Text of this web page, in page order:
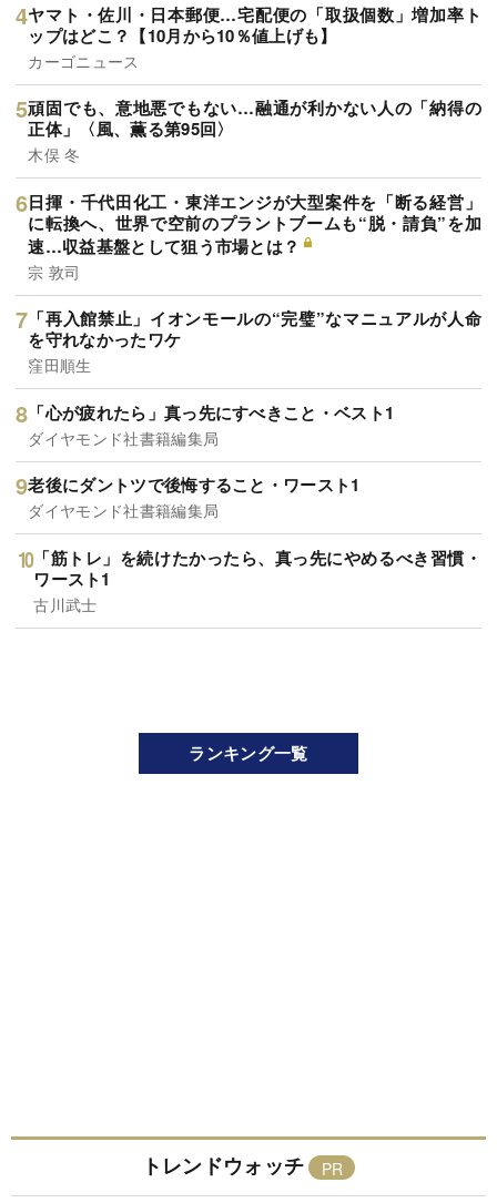
ヤマト・佐川・日本郵便…宅配便の「取扱個数」増加率ト
ップはどこ？【10月から10％値上げも】
カーゴニュース
頑固でも、意地悪でもない…融通が利かない人の「納得の
正体」〈風、薫る第95回〉
木俣 冬
日揮・千代田化工・東洋エンジが大型案件を「断る経営」
に転換へ、世界で空前のプラントブームも“脱・請負”を加
速…収益基盤として狙う市場とは？
宗 敦司
「再入館禁止」イオンモールの“完璧”なマニュアルが人命
を守れなかったワケ
窪田順生
「心が疲れたら」真っ先にすべきこと・ベスト1
ダイヤモンド社書籍編集局
老後にダントツで後悔すること・ワースト1
ダイヤモンド社書籍編集局
「筋トレ」を続けたかったら、真っ先にやめるべき習慣・
ワースト1
古川武士
ランキング一覧
トレンドウォッチ